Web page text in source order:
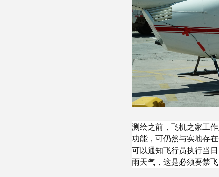
测绘之前，飞机之家工
功能，可仍然与实地存
可以通知飞行员执行当
雨天气，这是必须要禁